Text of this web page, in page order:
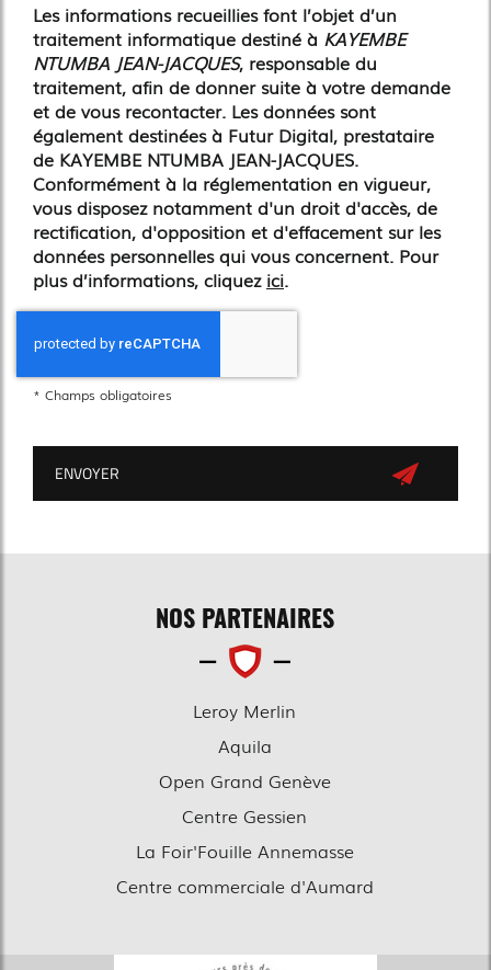
Les informations recueillies font l’objet d’un
traitement informatique destiné à KAYEMBE
NTUMBA JEAN-JACQUES, responsable du
traitement, afin de donner suite à votre demande
et de vous recontacter. Les données sont
également destinées à Futur Digital, prestataire
de KAYEMBE NTUMBA JEAN-JACQUES.
Conformément à la réglementation en vigueur,
vous disposez notamment d'un droit d'accès, de
rectification, d'opposition et d'effacement sur les
données personnelles qui vous concernent. Pour
plus d’informations, cliquez ici.
* Champs obligatoires
NOS PARTENAIRES
Leroy Merlin
Aquila
Open Grand Genève
Centre Gessien
La Foir'Fouille Annemasse
Centre commerciale d'Aumard